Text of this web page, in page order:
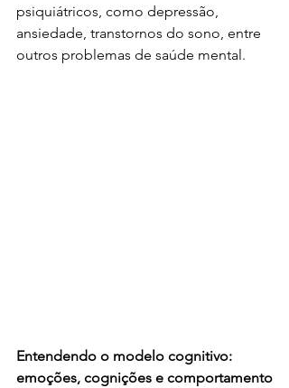
psiquiátricos, como depressão,
ansiedade, transtornos do sono, entre
outros problemas de saúde mental.
Entendendo o modelo cognitivo:
emoções, cognições e comportamento